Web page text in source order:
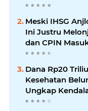
Meski IHSG
Ini Justru
dan CPIN
Dana Rp20
Kesehatan
Ungkap